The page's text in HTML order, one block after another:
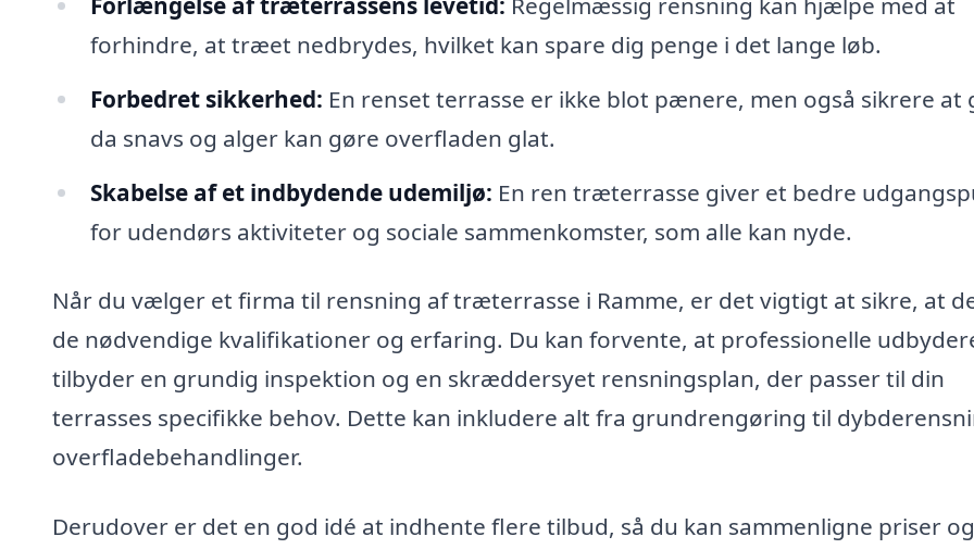
forhindre, at træet nedbrydes, hvilket kan spare dig penge i det lange løb.
Forbedret sikkerhed: En renset terrasse er ikke blot pænere, men også sikrere at
da snavs og alger kan gøre overfladen glat.
Skabelse af et indbydende udemiljø: En ren træterrasse giver et bedre
for udendørs aktiviteter og sociale sammenkomster, som alle kan nyde.
Når du vælger et firma til rensning af træterrasse i Ramme, er det vigtigt at sikre, at
de nødvendige kvalifikationer og erfaring. Du kan forvente, at professionelle
tilbyder en grundig inspektion og en skræddersyet rensningsplan, der passer til din
terrasses specifikke behov. Dette kan inkludere alt fra grundrengøring til
overfladebehandlinger.
Derudover er det en god idé at indhente flere tilbud, så du kan sammenligne priser og